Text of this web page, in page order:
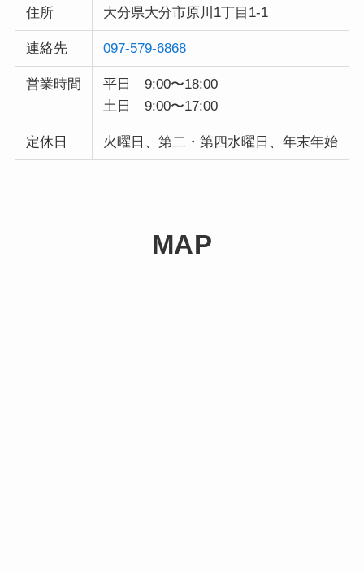
住所 大分県大分市原川1丁目1-1
連絡先 097-579-6868
営業時間
平日 9:00〜18:00
土日 9:00〜17:00
定休日 火曜日、第二・第四水曜日、年末年始
MAP